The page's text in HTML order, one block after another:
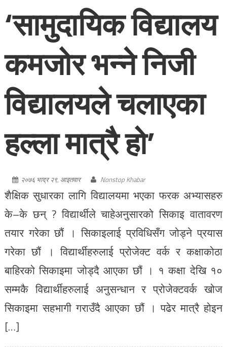
‘सामुदायिक विद्यालय
कमजोर भन्ने निजी
विद्यालयले चलाएका
हल्ला मात्रै हो’
२०७६ भाद्र २९, आइतवार Nonstop Khabar
शैक्षिक सुधारका लागि विद्यालयमा भएका फरक अभ्यासहरु
के–के छन् ? विद्यार्थीले चाहेअनुसारको सिकाइ वातावरण
तयार गरेका छौं । सिकाइलाई प्रविधिसँग जोड्ने प्रयास
गरेका छौं । विद्यार्थीहरुलाई प्रोजेक्ट वर्क र कक्षाकोठा
बाहिरको सिकाइमा जोड्दै आएका छौं । १ कक्षा देखि १०
सम्मकै विद्यार्थीहरुलाई अनुसन्धान र प्रोजेक्टवर्क खोज
सिकाइमा सहभागी गराउँदै आएका छौं । पढेर मात्रै होइन
[…]